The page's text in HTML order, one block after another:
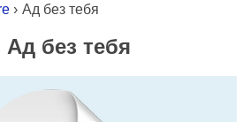
› Ад без тебя
Ад без тебя